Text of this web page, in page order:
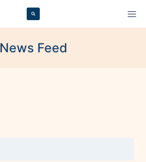
News Feed